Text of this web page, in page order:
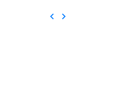
Poprzedni
keyboard_arrow_left Następny
keyboard_arrow_right